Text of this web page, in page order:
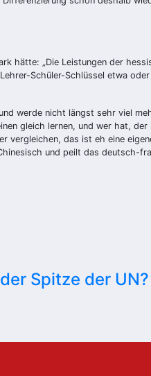
hätte: „Die Leistungen der
Schüler-Schlüssel etwa
werde nicht längst sehr viel
gleich lernen, und wer hat,
das ist eh eine
und peilt das deutsch-
Spitze der UN?